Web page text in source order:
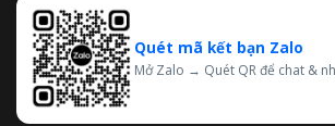
Quét mã kết bạn Zalo
Mở Zalo → Quét QR để chat &